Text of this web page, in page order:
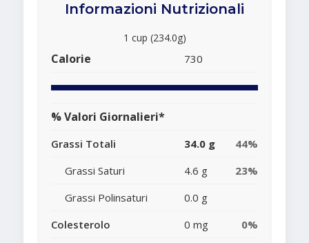
Informazioni Nutrizionali
1 cup (234.0g)
Calorie 730
% Valori Giornalieri*
Grassi Totali 34.0 g
44%
Grassi Saturi
4.6 g
23%
Grassi Polinsaturi
0.0 g
Colesterolo
0 mg
0%